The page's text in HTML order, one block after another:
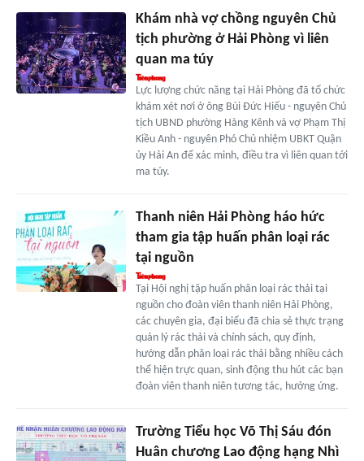
Khám nhà vợ chồng nguyên Chủ
tịch phường ở Hải Phòng vì liên
quan ma túy
Lực lượng chức năng tại Hải Phòng đã tổ chức
khám xét nơi ở ông Bùi Đức Hiếu - nguyên Chủ
tịch UBND phường Hàng Kênh và vợ Phạm Thị
Kiều Anh - nguyên Phó Chủ nhiệm UBKT Quận
ủy Hải An để xác minh, điều tra vì liên quan tới
ma túy.
Thanh niên Hải Phòng háo hức
tham gia tập huấn phân loại rác
tại nguồn
Tại Hội nghị tập huấn phân loại rác thải tại
nguồn cho đoàn viên thanh niên Hải Phòng,
các chuyên gia, đại biểu đã chia sẻ thực trạng
quản lý rác thải và chính sách, quy định,
hướng dẫn phân loại rác thải bằng nhiều cách
thể hiện trực quan, sinh động thu hút các bạn
đoàn viên thanh niên tương tác, hưởng ứng.
Trường Tiểu học Võ Thị Sáu đón
Huân chương Lao động hạng Nhì